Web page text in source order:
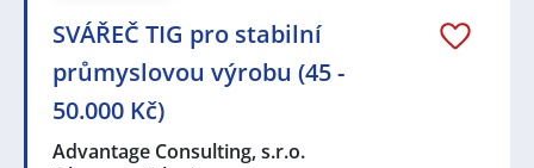
SVÁŘEČ TIG pro stabilní
průmyslovou výrobu (45 -
50.000 Kč)
Advantage Consulting, s.r.o.